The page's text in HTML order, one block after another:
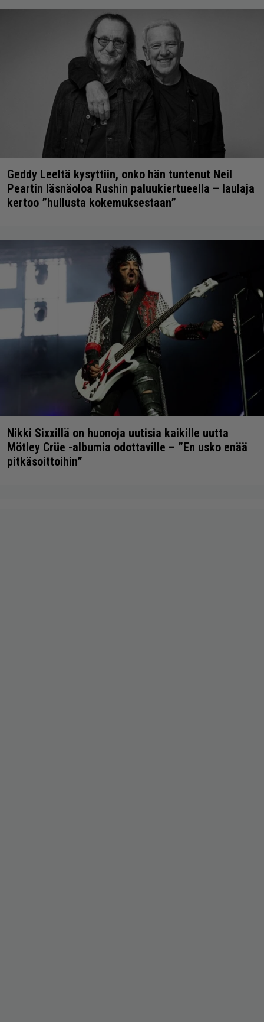
Geddy Leeltä kysyttiin, onko hän tuntenut Neil
Peartin läsnäoloa Rushin paluukiertueella – laulaja
kertoo ”hullusta kokemuksestaan”
Nikki Sixxillä on huonoja uutisia kaikille uutta
Mötley Crüe -albumia odottaville – ”En usko enää
pitkäsoittoihin”